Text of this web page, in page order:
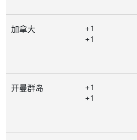
加拿大
+1
+1
开曼群岛
+1
+1